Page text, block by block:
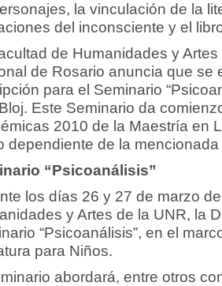
la vinculación de la
del inconsciente y el
de Humanidades y
de Rosario anuncia que se
para el Seminario
Este Seminario da
2010 de la Maestría en
dependiente de la
“Psicoanálisis”
los días 26 y 27 de marzo
y Artes de la UNR, la
“Psicoanálisis”, en el
para Niños.
abordará, entre otros